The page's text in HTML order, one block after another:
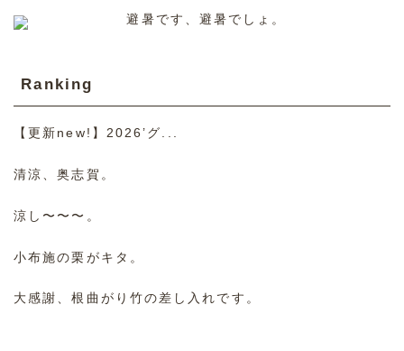
避暑です、避暑でしょ。
Ranking
【更新new!】2026’グ...
清涼、奥志賀。
涼し〜〜〜。
小布施の栗がキタ。
大感謝、根曲がり竹の差し入れです。